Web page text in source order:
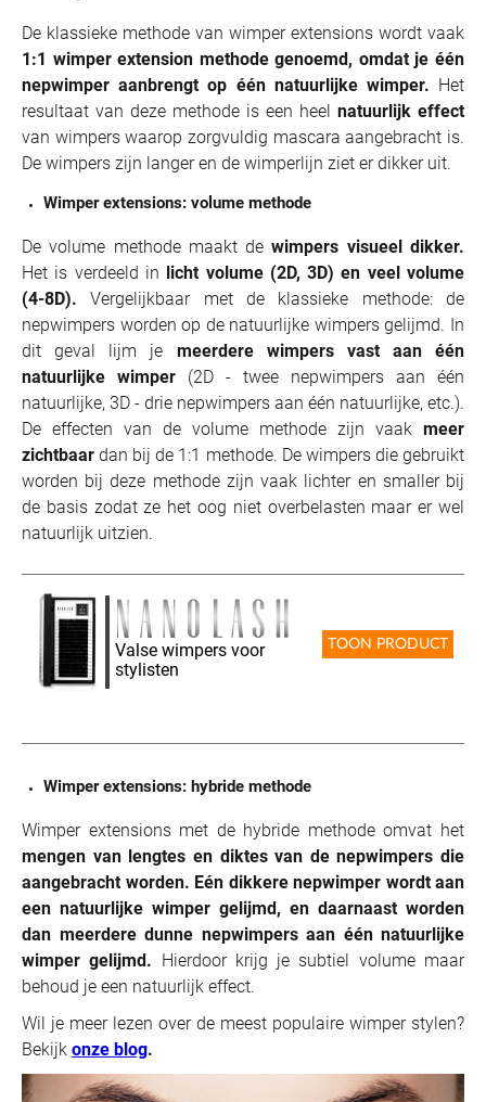
De klassieke methode van wimper extensions wordt vaak
1:1 wimper extension methode genoemd, omdat je één
nepwimper aanbrengt op één natuurlijke wimper. Het
resultaat van deze methode is een heel natuurlijk effect
van wimpers waarop zorgvuldig mascara aangebracht is.
De wimpers zijn langer en de wimperlijn ziet er dikker uit.
Wimper extensions: volume methode
De volume methode maakt dewimpers visueel dikker.
Het is verdeeld in licht volume (2D, 3D) en veel volume
(4-8D). Vergelijkbaar met de klassieke methode: de
nepwimpers worden op de natuurlijke wimpers gelijmd. In
dit geval lijm je meerdere wimpers vast aan één
natuurlijke wimper (2D - twee nepwimpers aan één
natuurlijke, 3D - drie nepwimpers aan één natuurlijke, etc.).
De effecten van de volume methode zijn vaak meer
zichtbaar dan bij de 1:1 methode. De wimpers die gebruikt
worden bij deze methode zijn vaak lichter en smaller bij
de basis zodat ze het oog niet overbelasten maar er wel
natuurlijk uitzien.
Valse wimpers voor
stylisten
TOON PRODUCT
Wimper extensions: hybride methode
Wimper extensions met de hybride methode omvat het
mengen van lengtes en diktes van de nepwimpers die
aangebracht worden. Eén dikkere nepwimper wordt aan
een natuurlijke wimper gelijmd, en daarnaast worden
dan meerdere dunne nepwimpers aan één natuurlijke
wimper gelijmd. Hierdoor krijg je subtiel volume maar
behoud je een natuurlijk effect.
Wil je meer lezen over de meest populaire wimper stylen?
Bekijk onze blog.